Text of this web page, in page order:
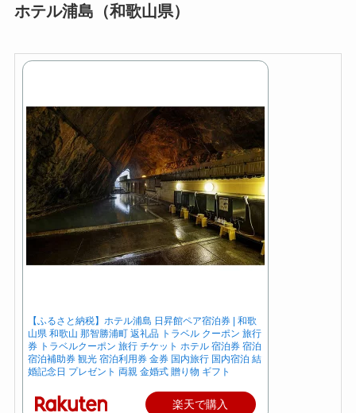
ホテル浦島（和歌山県）
【ふるさと納税】ホテル浦島 日昇館ペア宿泊券 | 和歌
山県 和歌山 那智勝浦町 返礼品 トラベル クーポン 旅行
券 トラベルクーポン 旅行 チケット ホテル 宿泊券 宿泊
宿泊補助券 観光 宿泊利用券 金券 国内旅行 国内宿泊 結
婚記念日 プレゼント 両親 金婚式 贈り物 ギフト
楽天で購入